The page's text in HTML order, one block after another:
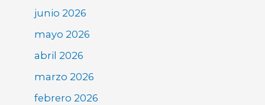
junio 2026
mayo 2026
abril 2026
marzo 2026
febrero 2026